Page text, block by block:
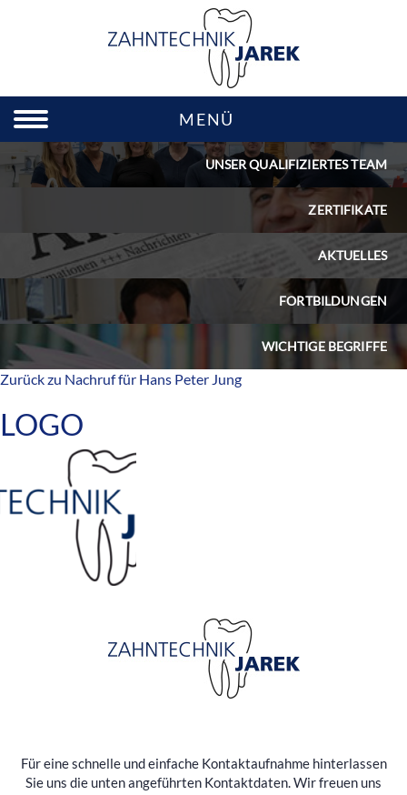
MENÜ
UNSER QUALIFIZIERTES TEAM
ZERTIFIKATE
AKTUELLES
FORTBILDUNGEN
WICHTIGE BEGRIFFE
Zurück zu Nachruf für Hans Peter Jung
LOGO
Für eine schnelle und einfache Kontaktaufnahme hinterlassen
Sie uns die unten angeführten Kontaktdaten. Wir freuen uns